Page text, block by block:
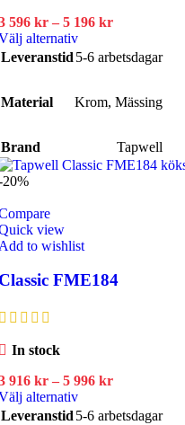
596 kr – 5 196 krPrisintervall:
596 kr
196 kr
alternativDen
här
flera
alternativen
Leveranstid 5-6 arbetsdagar
Material Krom, Mässing
Brand Tapwell
20%
view
to wishlist
FME184
In stock
916 kr – 5 996 krPrisintervall:
916 kr
alternativDen
här
Leveranstid 5-6 arbetsdagar